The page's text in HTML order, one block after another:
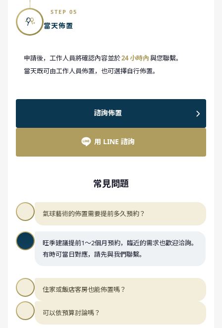
STEP 05
當天佈置
申請後，工作人員將確認內容並於24 小時內與您聯繫。
當天既可由工作人員佈置，也可選擇自行佈置。
諮詢佈置
用 LINE 諮詢
常見問題
氣球藝術的佈置需要提前多久預約？
旺季建議提前1～2個月預約，臨近的需求也歡迎洽詢。
有時可當日對應，請先與我們聯繫。
住家或飯店客房也能佈置嗎？
可以依預算討論嗎？